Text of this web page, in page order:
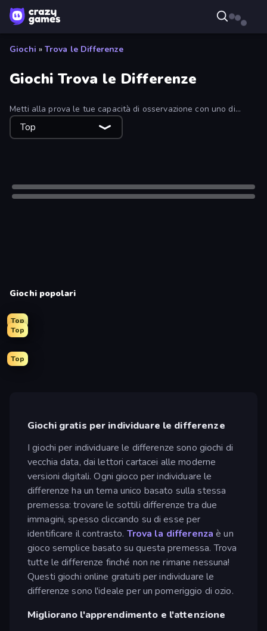
Giochi » Trova le Differenze
Giochi Trova le Differenze
Metti alla prova le tue capacità di osservazione con uno di
questi giochi per individuare le differenze! Quanto sono acuti i
tuoi occhi?
Top
Solo desktop
Solo desktop
Giochi popolari
Top
Top
Top
Giochi gratis per individuare le differenze
I giochi per individuare le differenze sono giochi di
vecchia data, dai lettori cartacei alle moderne
versioni digitali. Ogni gioco per individuare le
differenze ha un tema unico basato sulla stessa
premessa: trovare le sottili differenze tra due
immagini, spesso cliccando su di esse per
identificare il contrasto. Trova la differenza è un
gioco semplice basato su questa premessa. Trova
tutte le differenze finché non ne rimane nessuna!
Questi giochi online gratuiti per individuare le
differenze sono l'ideale per un pomeriggio di ozio.
Migliorano l'apprendimento e l'attenzione